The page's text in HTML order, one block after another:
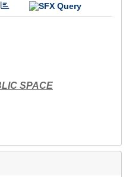
SPACE